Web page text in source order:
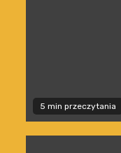
5 min przeczytania